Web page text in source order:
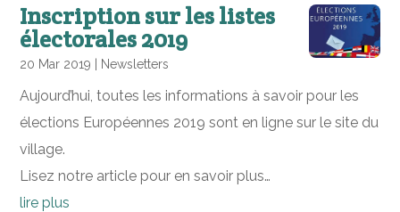
Inscription sur les listes
électorales 2019
20 Mar 2019 Newsletters
Aujourd’hui, toutes les informations à savoir pour les
élections Européennes 2019 sont en ligne sur le site du
village.
Lisez notre article pour en savoir plus…
lire plus